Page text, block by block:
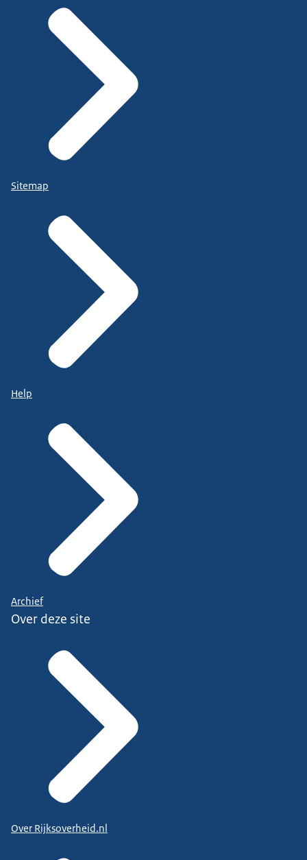
Sitemap
Help
Archief
Over deze site
Over Rijksoverheid.nl